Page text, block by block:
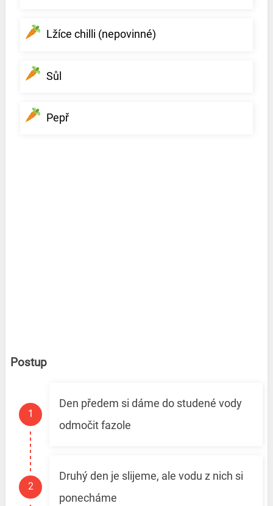
Lžíce chilli (nepovinné)
Sůl
Pepř
Postup
Den předem si dáme do studené vody
odmočit fazole
Druhý den je slijeme, ale vodu z nich si
ponecháme